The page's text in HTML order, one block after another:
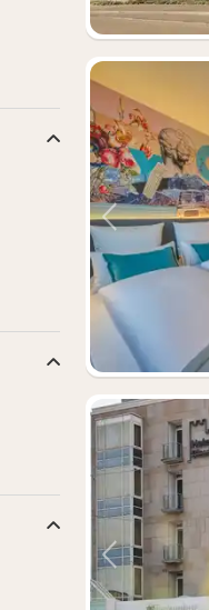
Vorige
Vorige